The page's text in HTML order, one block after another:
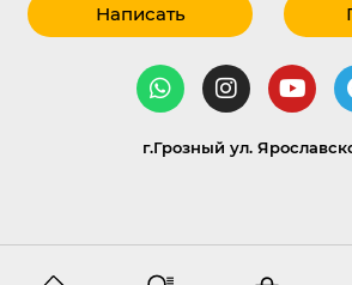
Написать
г.Грозный ул.